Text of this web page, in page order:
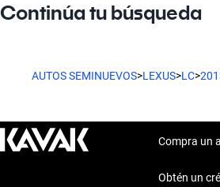
Continúa tu búsqueda
AUTOS SEMINUEVOS>LEXUS>LC>
Compra un
Obtén un